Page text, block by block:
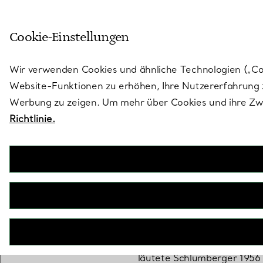
Jean Schlumberger ist
Kreationen, die von
läutete Schlumberger
Cookie-Einstellungen
Wir verwenden Cookies und ähnliche Technologien
Website-Funktionen zu erhöhen, Ihre
Werbung zu zeigen. Um mehr über Cookies und ihre
Richtlinie.